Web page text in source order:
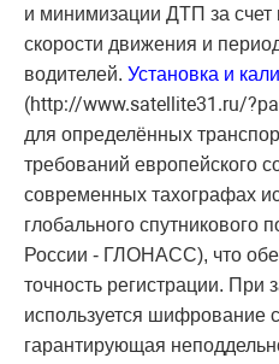
и минимизации ДТП за счет
скорости движения и
водителей. Установка и
(http://www.satellite31.ru/
для определённых
требований европейского
современных тахографах
глобального спутникового
России - ГЛОНАСС), что
точность регистрации. При
используется шифрование
гарантирующая